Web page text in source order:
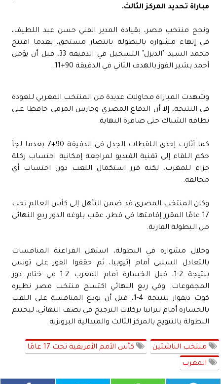
مباراة تحديد المركز الثالث.
ونجح منتخب مصر، بقيادة المدير الفني حسن عبد اللطيف،
في إنهاء مشواره بالبطولة بانتصار مستحق، بعدما افتتح
محمد السيد "الديزل" التسجيل في الدقيقة 33، قبل أن يؤمن
أحمد بشير الفوز بالهدف الثاني في الدقيقة 90+11.
وشهدت المباراة محاولات عديدة من المنتخب المغربي للعودة
في النتيجة، إلا أن الدفاع المصري وحارس المرمى حافظا على
نظافة الشباك حتى صافرة النهاية.
كما أثارت إحدى اللقطات الجدل في الدقيقة 90+7 بعدما لجأ
حكم اللقاء إلى تقنية الفيديو لمراجعة إمكانية احتساب ركلة
جزاء للمغرب، لكنه قرر استكمال اللعب دون احتساب أي
مخالفة.
وكان المنتخب المصري قد ضمن التأهل إلى كأس العالم تحت
17 عامًا المقرر إقامتها في قطر، عقب بلوغه الدور ربع النهائي
من البطولة القارية.
وخلال مشواره في البطولة، استهل الفراعنة المنافسات
بالتعادل السلبي أمام إثيوبيا، ثم حققوا الفوز على تونس
بنتيجة 2-1، قبل الخسارة أمام المغرب 2-1 في ختام دور
المجموعات. وفي ربع النهائي اكتسح منتخب مصر نظيره
كوت ديفوار بنتيجة 4-1، قبل أن يودع المنافسة على اللقب
بالخسارة أمام تنزانيا بركلات الترجيح في نصف النهائي، ليختتم
البطولة بالتتويج بالمركز الثالث والميدالية البرونزية
منتخب الناشئين كأس الأمم الأفريقية تحت 17 عامًا
المغرب